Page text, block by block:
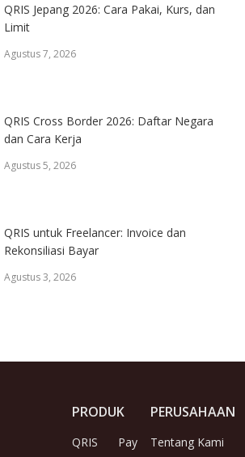
QRIS Jepang 2026: Cara Pakai, Kurs, dan
Limit
Agustus 7, 2026
QRIS Cross Border 2026: Daftar Negara
dan Cara Kerja
Agustus 5, 2026
QRIS untuk Freelancer: Invoice dan
Rekonsiliasi Bayar
Agustus 3, 2026
PRODUK
QRIS
Pay
PERUSAHAAN
Tentang Kami